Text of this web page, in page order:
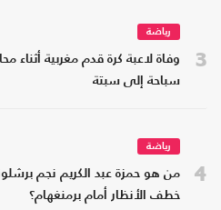
3
رياضة
وفاة لاعبة كرة قدم مغربية أثناء
سباحة إلى سبتة
4
رياضة
من هو حمزة عبد الكريم نجم
خطف الأنظار أمام برمنغهام؟